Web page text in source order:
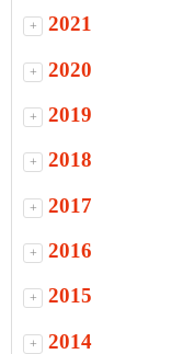
+ 2021
+ 2020
+ 2019
+ 2018
+ 2017
+ 2016
+ 2015
+ 2014